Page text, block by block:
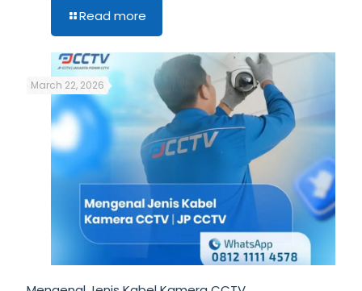
Read more
March 22, 2026